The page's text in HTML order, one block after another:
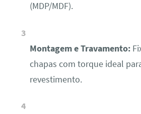
(MDP/MDF).
Montagem e Travamento:
chapas com torque ideal
revestimento.